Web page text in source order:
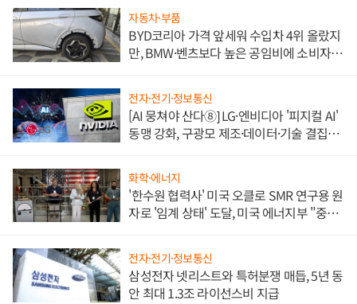
자동차·부품
BYD코리아 가격 앞세워 수입차 4위 올랐지
만, BMW·벤츠보다 높은 공임비에 소비자
전자·전기·정보통신
[AI 뭉쳐야 산다⑧] LG·엔비디아 '피지컬 AI'
동맹 강화, 구광모 제조·데이터·기술 결집
화학·에너지
'한수원 협력사' 미국 오클로 SMR 연구용 원
자로 '임계 상태' 도달, 미국 에너지부 "중요
전자·전기·정보통신
삼성전자 넷리스트와 특허분쟁 매듭, 5년 동
안 최대 1.3조 라이선스비 지급